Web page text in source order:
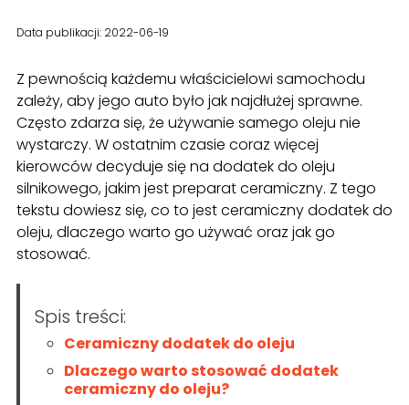
Data publikacji: 2022-06-19
Z pewnością każdemu właścicielowi samochodu
zależy, aby jego auto było jak najdłużej sprawne.
Często zdarza się, że używanie samego oleju nie
wystarczy. W ostatnim czasie coraz więcej
kierowców decyduje się na dodatek do oleju
silnikowego, jakim jest preparat ceramiczny. Z tego
tekstu dowiesz się, co to jest ceramiczny dodatek do
oleju, dlaczego warto go używać oraz jak go
stosować.
Spis treści:
Ceramiczny dodatek do oleju
Dlaczego warto stosować dodatek
ceramiczny do oleju?